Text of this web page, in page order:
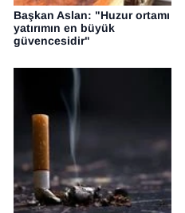
Başkan Aslan: "Huzur ortamı
yatırımın en büyük
güvencesidir"